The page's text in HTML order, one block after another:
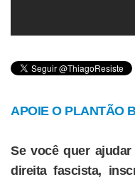
APOIE O PLANTÃO
Se você quer
direita fascista,